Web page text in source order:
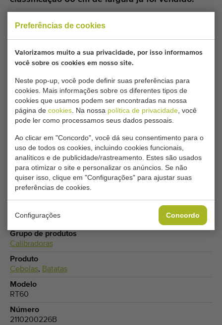
Preferências de cookies
Valorizamos muito a sua privacidade, por isso informamos
você sobre os cookies em nosso site.
Neste pop-up, você pode definir suas preferências para
cookies. Mais informações sobre os diferentes tipos de
cookies que usamos podem ser encontradas na nossa
página de cookies . Na nossa política de privacidade , você
pode ler como processamos seus dados pessoais.
Ao clicar em "Concordo", você dá seu consentimento para o
uso de todos os cookies, incluindo cookies funcionais,
analíticos e de publicidade/rastreamento. Estes são usados
para otimizar o site e personalizar os anúncios. Se não
quiser isso, clique em "Configurações" para ajustar suas
preferências de cookies.
Configurações Concordo
Gostaria de ser informado quando um Máquinas de
As suas configurações atuais de cookies bloqueiam
este conteúdo. Ajuste as suas configurações de
cookies para acessar este conteúdo.
Tipo
Máquinas de separação de batatas
Langco
Grupo de produtos
Calibradoras
Produto
Cebolas, Batatas
Modelo
RT60
Número
2110200226B